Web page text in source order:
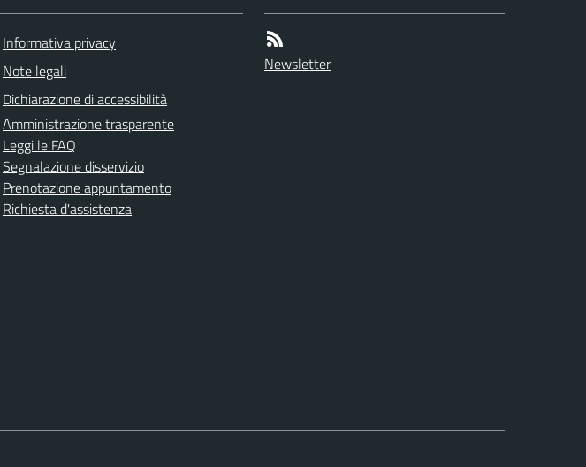
Informativa privacy
Note legali
Dichiarazione di accessibilità
Amministrazione trasparente
Leggi le FAQ
Segnalazione disservizio
Prenotazione appuntamento
Richiesta d'assistenza
Newsletter